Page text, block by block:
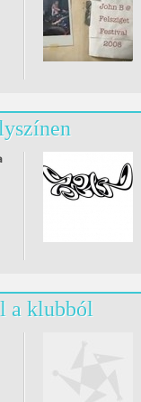
a klubból